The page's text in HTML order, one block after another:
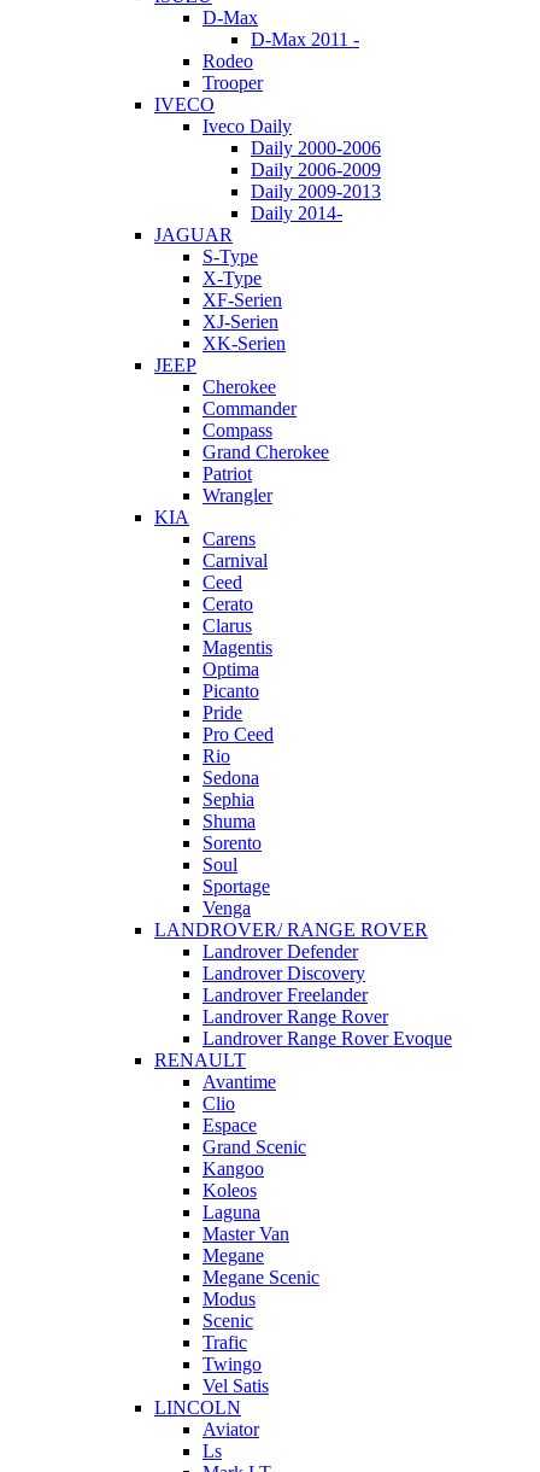
D-Max
D-Max 2011 -
Rodeo
Trooper
IVECO
Iveco Daily
Daily 2000-2006
Daily 2006-2009
Daily 2009-2013
Daily 2014-
JAGUAR
S-Type
X-Type
XF-Serien
XJ-Serien
XK-Serien
JEEP
Cherokee
Commander
Compass
Grand Cherokee
Patriot
Wrangler
KIA
Carens
Carnival
Ceed
Cerato
Clarus
Magentis
Optima
Picanto
Pride
Pro Ceed
Rio
Sedona
Sephia
Shuma
Sorento
Soul
Sportage
Venga
LANDROVER/ RANGE ROVER
Landrover Defender
Landrover Discovery
Landrover Freelander
Landrover Range Rover
Landrover Range Rover Evoque
RENAULT
Avantime
Clio
Espace
Grand Scenic
Kangoo
Koleos
Laguna
Master Van
Megane
Megane Scenic
Modus
Scenic
Trafic
Twingo
Vel Satis
LINCOLN
Aviator
Ls